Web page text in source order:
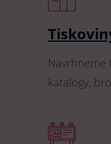
Navrhneme
katalogy,